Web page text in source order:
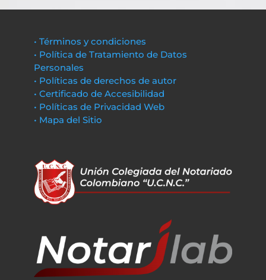
• Términos y condiciones
• Política de Tratamiento de Datos
Personales
• Políticas de derechos de autor
• Certificado de Accesibilidad
• Políticas de Privacidad Web
• Mapa del Sitio